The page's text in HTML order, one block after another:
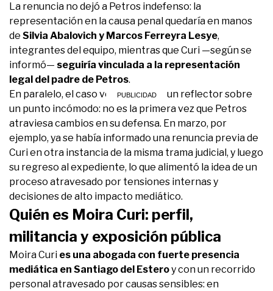
La renuncia no dejó a Petros indefenso: la
representación en la causa penal quedaría en manos
de Silvia Abalovich y Marcos Ferreyra Lesye,
integrantes del equipo, mientras que Curi —según se
informó— seguiría vinculada a la representación
legal del padre de Petros.
En paralelo, el caso volvió a poner un reflector sobre
un punto incómodo: no es la primera vez que Petros
atraviesa cambios en su defensa. En marzo, por
ejemplo, ya se había informado una renuncia previa de
Curi en otra instancia de la misma trama judicial, y luego
su regreso al expediente, lo que alimentó la idea de un
proceso atravesado por tensiones internas y
decisiones de alto impacto mediático.
Quién es Moira Curi: perfil,
militancia y exposición pública
Moira Curi es una abogada con fuerte presencia
mediática en Santiago del Esteroy con un recorrido
personal atravesado por causas sensibles: en